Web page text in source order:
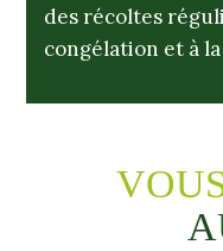
des récoltes
congélation et à